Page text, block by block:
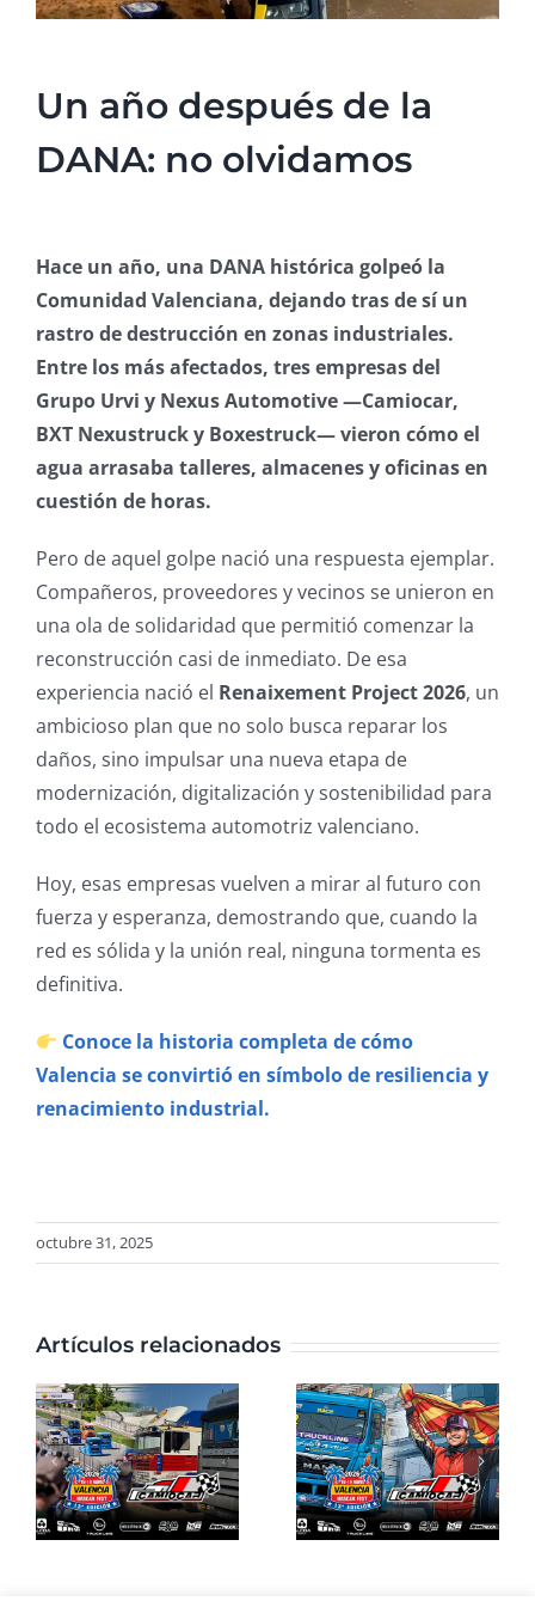
Un año después de la
DANA: no olvidamos
Hace un año, una DANA histórica golpeó la
Comunidad Valenciana, dejando tras de sí un
rastro de destrucción en zonas industriales.
Entre los más afectados, tres empresas del
Grupo Urvi y Nexus Automotive —Camiocar,
BXT Nexustruck y Boxestruck— vieron cómo el
agua arrasaba talleres, almacenes y oficinas en
cuestión de horas.
Pero de aquel golpe nació una respuesta ejemplar.
Compañeros, proveedores y vecinos se unieron en
una ola de solidaridad que permitió comenzar la
reconstrucción casi de inmediato. De esa
experiencia nació el Renaixement Project 2026, un
ambicioso plan que no solo busca reparar los
daños, sino impulsar una nueva etapa de
modernización, digitalización y sostenibilidad para
todo el ecosistema automotriz valenciano.
Hoy, esas empresas vuelven a mirar al futuro con
fuerza y esperanza, demostrando que, cuando la
red es sólida y la unión real, ninguna tormenta es
definitiva.
Conoce la historia completa de cómo
Valencia se convirtió en símbolo de resiliencia y
renacimiento industrial.
octubre 31, 2025
Artículos relacionados